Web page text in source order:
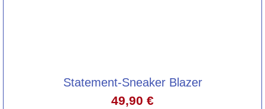
Statement-Sneaker Blazer
49,90 €